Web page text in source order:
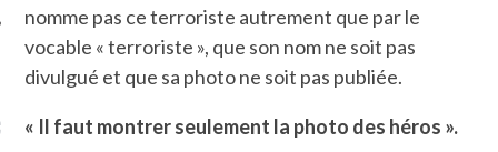
SUR FACEBOOK
nomme pas ce terroriste autrement que par le
vocable « terroriste », que son nom ne soit pas
divulgué et que sa photo ne soit pas publiée.
« Il faut montrer seulement la photo des héros ».